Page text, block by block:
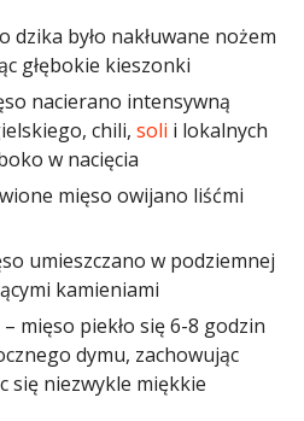
dzika było nakłuwane nożem
głębokie kieszonki
nacierano intensywną
chili, soli i lokalnych
w nacięcia
mięso owijano liśćmi
umieszczano w podziemnej
kamieniami
– mięso piekło się 6-8 godzin
dymu, zachowując
się niezwykle miękkie